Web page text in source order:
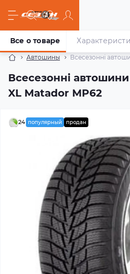
Автошины Всесезонні
Всесезонні
XL Matador MP62
Все о товаре
24 популярный продан